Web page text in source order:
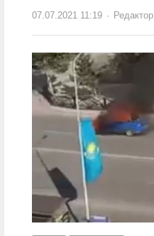
07.07.2021 11:19 Author
Редактор